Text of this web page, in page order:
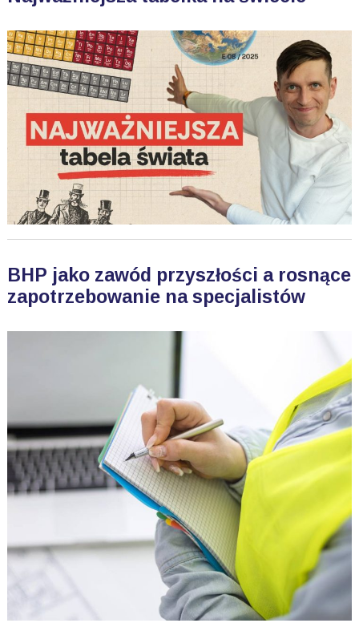
BHP jako zawód przyszłości a rosnące
zapotrzebowanie na specjalistów